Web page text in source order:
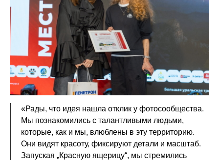
«Рады, что идея нашла отклик у фотосообщества.
Мы познакомились с талантливыми людьми,
которые, как и мы, влюблены в эту территорию.
Они видят красоту, фиксируют детали и масштаб.
Запуская „Красную ящерицу“, мы стремились